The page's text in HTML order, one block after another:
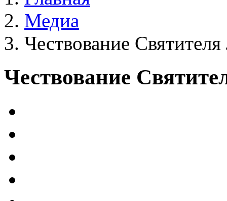
Медиа
Чествование
Чествование